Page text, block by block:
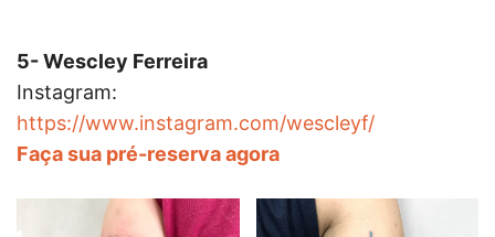
5- Wescley Ferreira
Instagram:
https://www.instagram.com/wescleyf/
Faça sua pré-reserva agora